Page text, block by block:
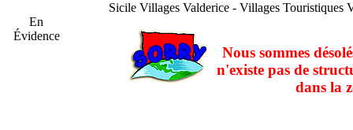
En
Évidence
Sicile Villages Valderice - Villages Touristiques
Nous sommes
n'existe pas de
dans la